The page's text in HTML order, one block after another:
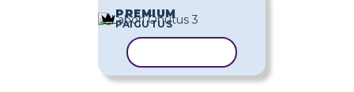
PREMIUM
PAIGUTUS